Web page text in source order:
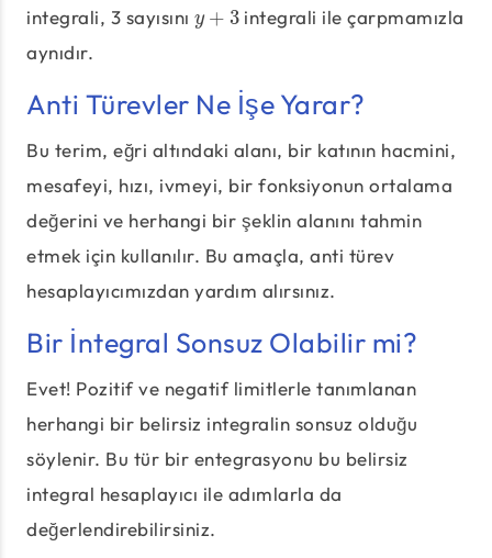
integrali, 3 sayısını y + 3
y+3
integrali ile çarpmamızla
aynıdır.
Anti Türevler Ne İşe Yarar?
Bu terim, eğri altındaki alanı, bir katının hacmini,
mesafeyi, hızı, ivmeyi, bir fonksiyonun ortalama
değerini ve herhangi bir şeklin alanını tahmin
etmek için kullanılır. Bu amaçla, anti türev
hesaplayıcımızdan yardım alırsınız.
Bir İntegral Sonsuz Olabilir mi?
Evet! Pozitif ve negatif limitlerle tanımlanan
herhangi bir belirsiz integralin sonsuz olduğu
söylenir. Bu tür bir entegrasyonu bu belirsiz
integral hesaplayıcı ile adımlarla da
değerlendirebilirsiniz.